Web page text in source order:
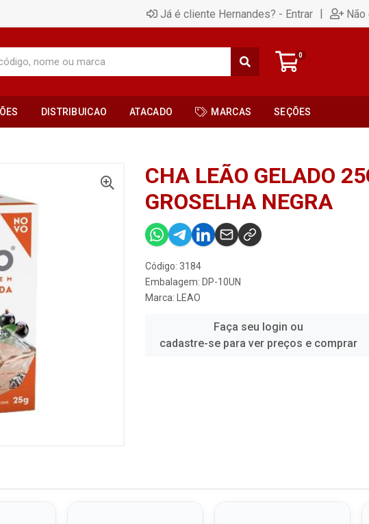
Já é cliente Hernandes? - Entrar | Não
0
DISTRIBUICAO ATACADO MARCAS SEÇÕES
CHA LEÃO GELADO
GROSELHA NEGRA
Código: 3184
Embalagem: DP-10UN
Marca:
LEAO
Faça seu login ou
cadastre-se para ver preços e comprar